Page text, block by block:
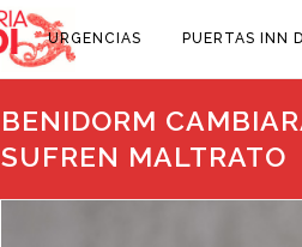
URGENCIAS PUERTAS INN
BENIDORM
SUFREN MALTRATO